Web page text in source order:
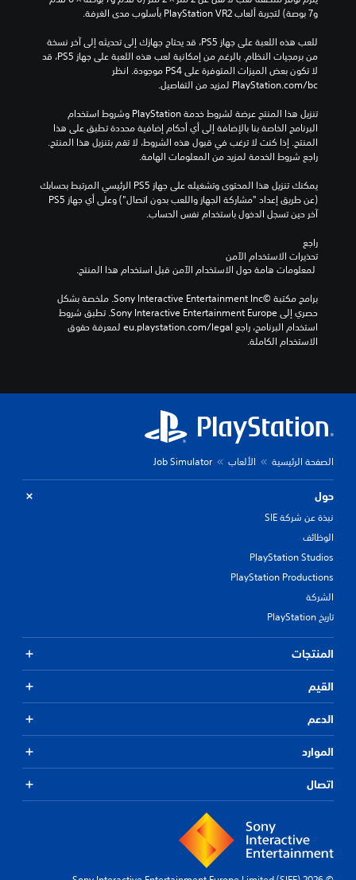
و7 بوصة) لتجربة ألعاب PlayStation VR2 بأسلوب مدى الغرفة.
‎PlayStation.com/bc لمزيد من التفاصيل.
راجع شروط الخدمة لمزيد من المعلومات الهامة.
آخر حين تسجل الدخول باستخدام نفس الحساب.
راجع
تحذيرات الاستخدام الآمن
الاستخدام الكاملة.
الصفحة الرئيسية الألعاب Job Simulator
حول
نبذة عن شركة SIE
الوظائف
PlayStation Studios
PlayStation Productions
الشركة
تاريخ PlayStation
المنتجات
القيم
الدعم
الموارد
اتصال